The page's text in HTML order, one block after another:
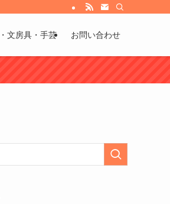
文房具・手芸 お問い合わせ